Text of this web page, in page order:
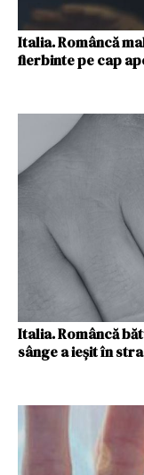
Italia. Româncă
fierbinte pe cap
Italia. Româncă
sânge a ieşit în